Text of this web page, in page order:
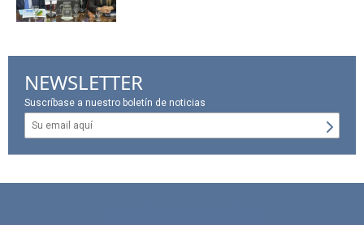
NEWSLETTER
Suscríbase a nuestro boletín de noticias